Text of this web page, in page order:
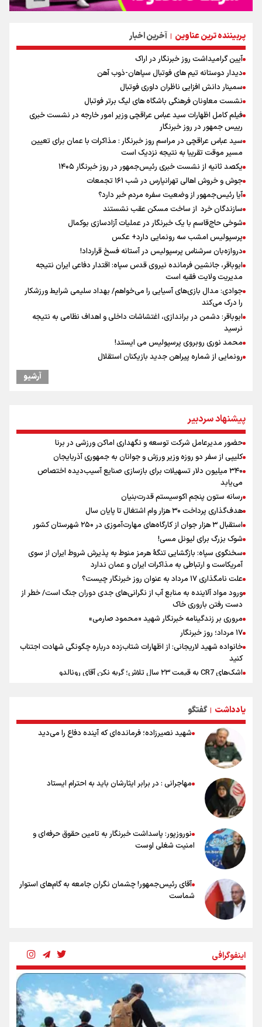
پربیننده ترین عناوین | آخرین اخبار
آیین گرامیداشت روز خبرنگار در اراک
دیدار دوستانه تیم های فوتبال سپاهان-ذوب آهن
سمینار دانش افزایی ناظران داوری فوتبال
نشست معاونان فرهنگی باشگاه های لیگ برتر فوتبال
فیلم کامل اظهارات سید عباس عراقچی وزیر امور خارجه در نشست خبری
رییس جمهور در روز خبرنگار
سید عباس عراقچی در مراسم روز خبرنگار : مذاکرات با عمان برای تعیین
مسیر موقت تقریبا به نتیجه نزدیک است
یکصد ثانیه از نشست خبری رئیس‌جمهور در روز خبرنگار ۱۴۰۵
جوش و خروش اهالی تهرانپارس در شب ۱۶۱ تجمعات
آیا رئیس‌جمهور از وضعیت سفره مردم خبر دارد؟
سازندگان خرد از ساخت مسکن عقب نشستند
شوخی حاج‌قاسم با یک خبرنگار در عملیات آزادسازی بوکمال
پرسپولیس امشب سه رونمایی دارد+ عکس
دروازه‌بان سرشناس پرسپولیس در آستانه فسخ قرارداد!
ابوباقر، جانشین فرمانده نیروی قدس سپاه: اقتدار دفاعی ایران نتیجه
مدیریت ولایت فقیه است
جوادی: مدال بازی‌های آسیایی را می‌خواهم/ بهداد سلیمی شرایط ورزشکار
را درک می‌کند
ابوباقر: دشمن در براندازی، اغتشاشات داخلی و اهداف نظامی به نتیجه
نرسید
محمد نوری روبروی پرسپولیس می ایستد!
رونمایی از شماره پیراهن جدید بازیکنان استقلال
رهبر شهید انقلاب: آمریکایی‌ها صدها هزار نفر را با بمب اتم کشتند بدون
گرامیداشت روز خبرنگار
سخنگوی سپاه: بازگشایی تنگۀ هرمز منوط به پذیرش شروط ایران از سوی
آمریکاست و ارتباطی به مذاکرات ایران و عمان ندارد
ونس: در حال کار بر روی ایجاد یک سیستم ناوبری امن هستیم
علی‌نژاد در مراسم انجمن ورزشی نویسان در روز خبرنگار : رسانه‌های خبری
در سال گذشته تا به امروز اتفاقات بزرگی را رقم زدند
آرشیو
پیشنهاد سردبیر
حضور مدیرعامل شرکت توسعه و نگهداری اماکن ورزشی در برنا
کلیپی از سفر دو روزه وزیر ورزش و جوانان به جمهوری آذربایجان
۳۴۰ میلیون دلار تسهیلات برای بازسازی صنایع آسیب‌دیده اختصاص
می‌یابد
رسانه ستون پنجم اکوسیستم قدرت‌بنیان
هدف‌گذاری پرداخت ۳۰ هزار وام اشتغال تا پایان سال
استقبال ۳ هزار جوان از کارگاه‌های مهارت‌آموزی در ۲۵۰ شهرستان کشور
شوک بزرگ برای لیونل مسی!
سخنگوی سپاه: بازگشایی تنگۀ هرمز منوط به پذیرش شروط ایران از سوی
آمریکاست و ارتباطی به مذاکرات ایران و عمان ندارد
علت نامگذاری ۱۷ مرداد به عنوان روز خبرنگار چیست؟
ورود مواد آلاینده به منابع آب از نگرانی‌های جدی دوران جنگ است/ خطر از
دست رفتن باروری خاک
مروری بر زندگینامه خبرنگار شهید «محمود صارمی»
۱۷ مرداد؛ روز خبرنگار
خانواده شهید لاریجانی: از اظهارات شتاب‌زده درباره چگونگی شهادت اجتناب
کنید
اشک‌های CR7 به قیمت ۲۳ سال تلاش؛ گریه نکن آقای رونالدو
تلاش مدام برای زنده نگه داشتن هنر ایرانی
نصرتی: پاسخ بیرانوند سنخیتی با صحبت‌های علی دایی نداشت/
ملی‌پوشان نباید از خودشان تعریف کنند!
خلعتبری: جای دو سه نفر در جام جهانی خالی بود/ تیم ملی نیاز به تغییر
نسل دارد/ دوست دارم آرژانتین قهرمان شود
شاهرخی: اندازه داشته‌هایمان از بازار جام جهانی برداشت کردیم/ دودستی
سرنوشت صعود را به تیم‌های دیگر سپردیم
عالمی: جام جهانی از مرحله حذفی جان گرفت/ درباره شیوه بازی تیم ملی
نقد وجود دارد
یادداشت | گفتگو
شهید نصیرزاده؛ فرمانده‌ای که آینده دفاع را می‌دید
مهاجرانی : در برابر ایثارشان باید به احترام ایستاد
نوروزپور: پاسداشت خبرنگار به تامین حقوق حرفه‌ای و
امنیت شغلی اوست
آقای رئیس‌جمهور! چشمان نگران جامعه به گام‌های استوار
شماست
بنزین؛ تدبیری برای حفظ امنیت انرژی
اینفوگرافی